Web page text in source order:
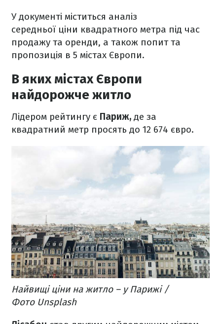
У документі міститься аналіз
середньої ціни квадратного метра під час
продажу та оренди, а також попит та
пропозиція в 5 містах Європи.
В яких містах Європи
найдорожче житло
Лідером рейтингу є Париж, де за
квадратний метр просять до 12 674 євро.
Найвищі ціни на житло – у Парижі /
Фото Unsplash